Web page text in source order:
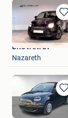
in
Mijn
BRUVANI bv
Nazareth
in